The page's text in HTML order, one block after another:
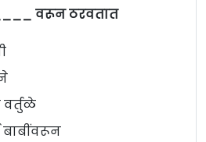
वरून ठरवतात
वर्तुळे
बाबींवरून